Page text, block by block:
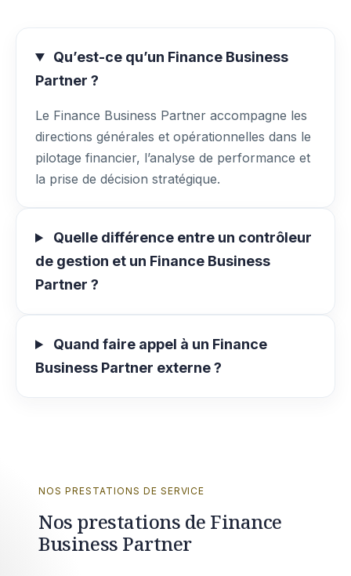
Qu’est-ce qu’un Finance Business
Partner ?
Le Finance Business Partner accompagne les
directions générales et opérationnelles dans le
pilotage financier, l’analyse de performance et
la prise de décision stratégique.
Quelle différence entre un contrôleur
de gestion et un Finance Business
Partner ?
Quand faire appel à un Finance
Business Partner externe ?
NOS PRESTATIONS DE SERVICE
Nos prestations de Finance
Business Partner